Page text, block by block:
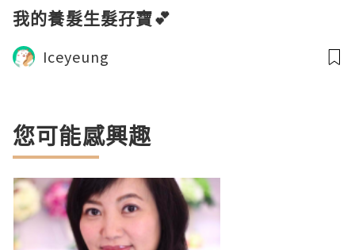
我的養髮生髮孖寶💕
Iceyeung
您可能感興趣